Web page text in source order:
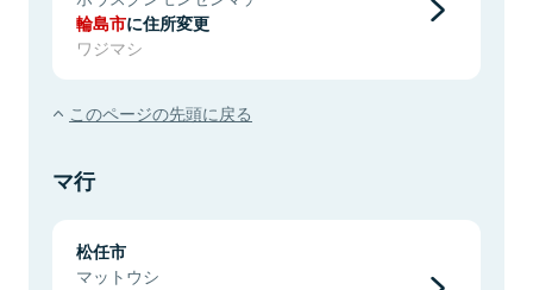
輪島市に住所変更
ワジマシ
このページの先頭に戻る
マ行
松任市
マットウシ